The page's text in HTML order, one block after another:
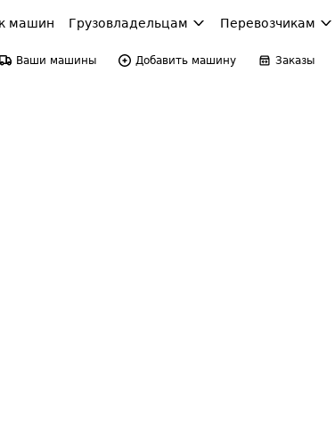
машин Грузовладельцам Перевозчикам
Ваши машины Добавить машину Заказы